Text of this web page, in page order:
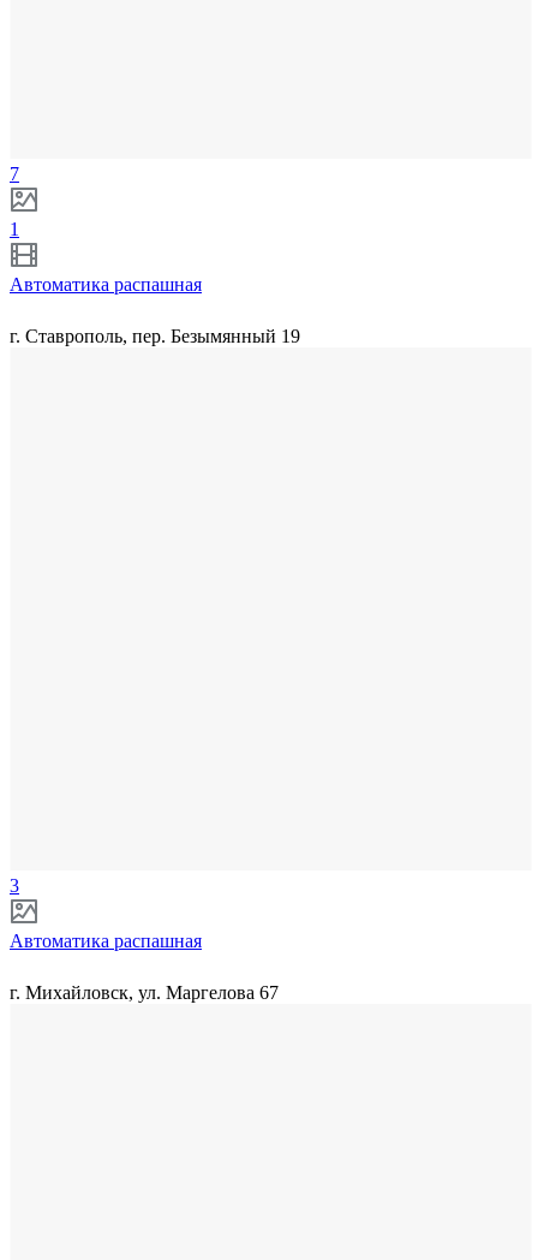
7
1
Автоматика распашная
г. Ставрополь, пер. Безымянный 19
3
Автоматика распашная
г. Михайловск, ул. Маргелова 67